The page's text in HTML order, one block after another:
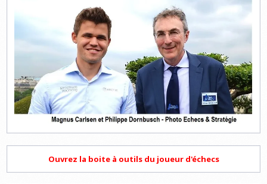
Ouvrez la boite à outils du joueur d'échecs